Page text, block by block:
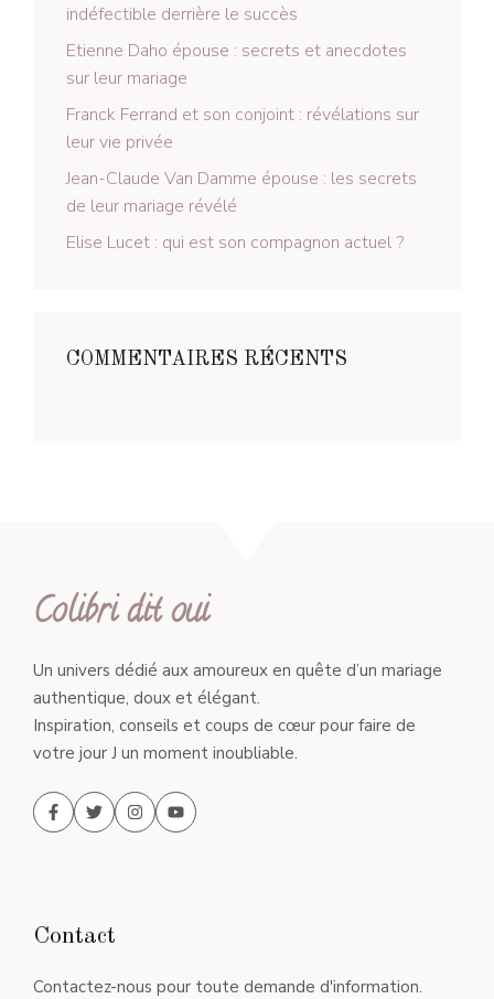
indéfectible derrière le succès
Etienne Daho épouse : secrets et anecdotes
sur leur mariage
Franck Ferrand et son conjoint : révélations sur
leur vie privée
Jean-Claude Van Damme épouse : les secrets
de leur mariage révélé
Elise Lucet : qui est son compagnon actuel ?
COMMENTAIRES RÉCENTS
Colibri dit oui
Un univers dédié aux amoureux en quête d’un mariage
authentique, doux et élégant.
Inspiration, conseils et coups de cœur pour faire de
votre jour J un moment inoubliable.
Contact
Contactez-nous pour toute demande d'information.